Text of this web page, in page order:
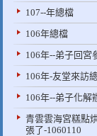
107--年總檔
106年總檔
106年--弟子回宮
106年-友堂來訪
106年--弟子化解
青雲雲海宮糕點
張了-1060110